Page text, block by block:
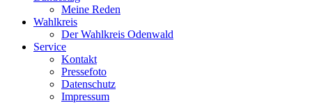
Meine Reden
Wahlkreis
Der Wahlkreis Odenwald
Service
Kontakt
Pressefoto
Datenschutz
Impressum